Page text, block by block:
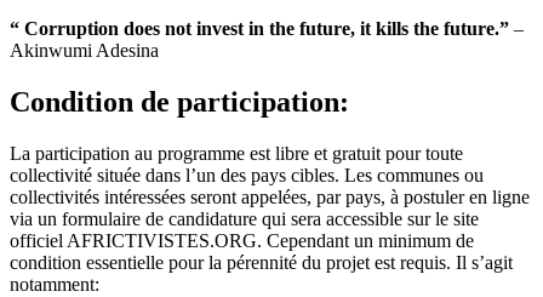
“ Corruption does not invest in the future, it kills the future.” –
Akinwumi Adesina
Condition de participation:
La participation au programme est libre et gratuit pour toute
collectivité située dans l’un des pays cibles. Les communes ou
collectivités intéressées seront appelées, par pays, à postuler en ligne
via un formulaire de candidature qui sera accessible sur le site
officiel AFRICTIVISTES.ORG. Cependant un minimum de
condition essentielle pour la pérennité du projet est requis. Il s’agit
notamment: